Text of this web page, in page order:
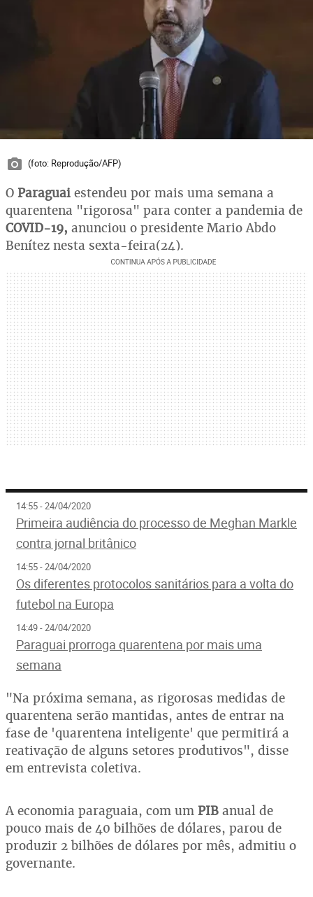
(foto: Reprodução/AFP)
O Paraguai estendeu por mais uma semana a
quarentena "rigorosa" para conter a pandemia de
COVID-19, anunciou o presidente Mario Abdo
Benítez nesta sexta-feira(24).
14:55 - 24/04/2020
Primeira audiência do processo de Meghan Markle
contra jornal britânico
14:55 - 24/04/2020
Os diferentes protocolos sanitários para a volta do
futebol na Europa
14:49 - 24/04/2020
Paraguai prorroga quarentena por mais uma
semana
"Na próxima semana, as rigorosas medidas de
quarentena serão mantidas, antes de entrar na
fase de 'quarentena inteligente' que permitirá a
reativação de alguns setores produtivos", disse
em entrevista coletiva.
A economia paraguaia, com um PIB anual de
pouco mais de 40 bilhões de dólares, parou de
produzir 2 bilhões de dólares por mês, admitiu o
governante.